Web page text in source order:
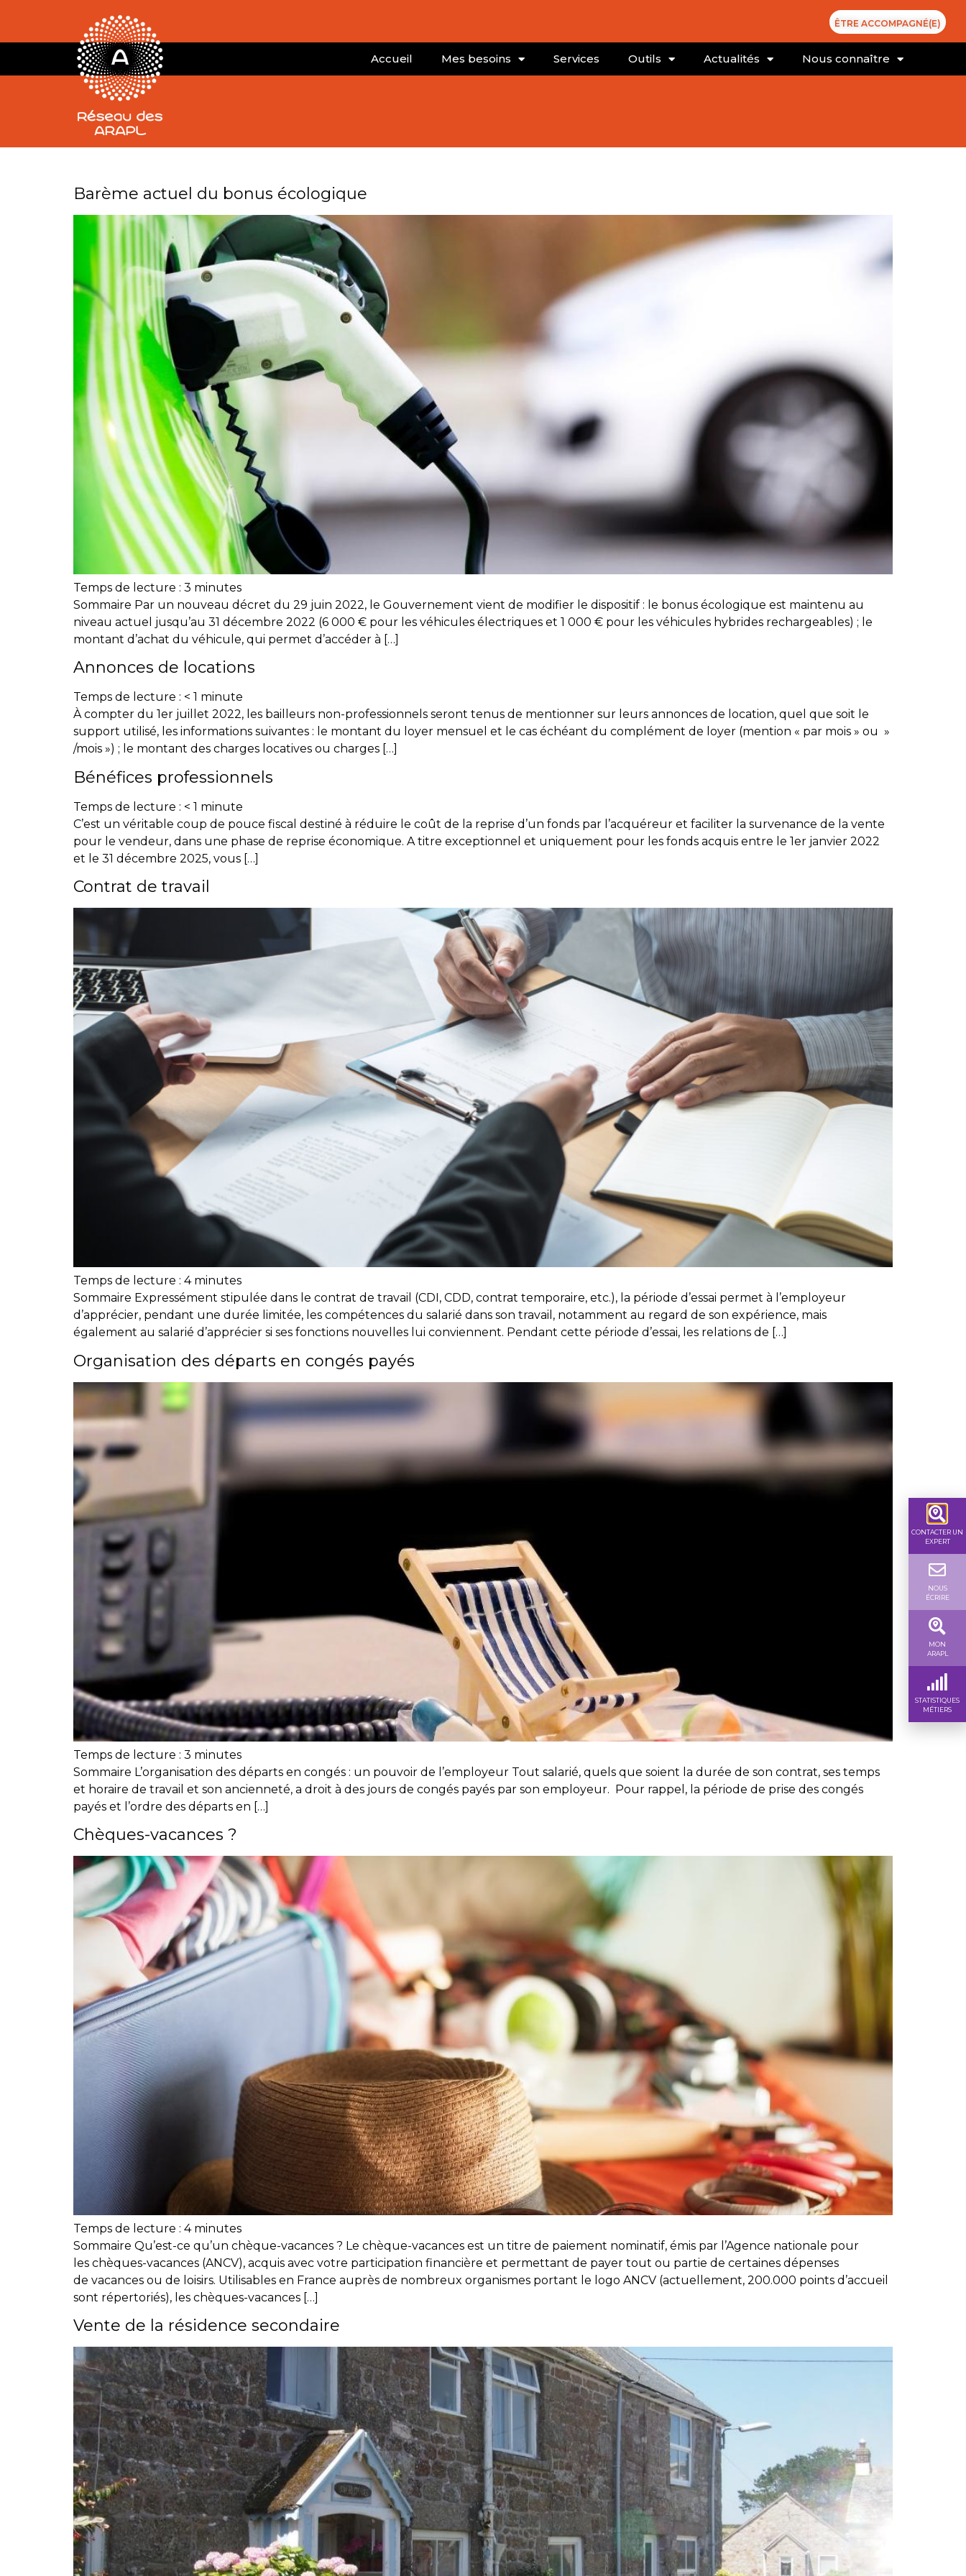
ÊTRE ACCOMPAGNÉ(E)
Accueil Mes besoins Services Outils Actualités Nous connaître
Barème actuel du bonus écologique
Temps de lecture : 3 minutes
Sommaire Par un nouveau décret du 29 juin 2022, le Gouvernement vient de modifier le dispositif : le bonus écologique est maintenu au
niveau actuel jusqu’au 31 décembre 2022 (6 000 € pour les véhicules électriques et 1 000 € pour les véhicules hybrides rechargeables) ; le
montant d’achat du véhicule, qui permet d’accéder à […]
Annonces de locations
Temps de lecture : < 1 minute
À compter du 1er juillet 2022, les bailleurs non-professionnels seront tenus de mentionner sur leurs annonces de location, quel que soit le
support utilisé, les informations suivantes : le montant du loyer mensuel et le cas échéant du complément de loyer (mention « par mois » ou »
/mois ») ; le montant des charges locatives ou charges […]
Bénéfices professionnels
Temps de lecture : < 1 minute
C’est un véritable coup de pouce fiscal destiné à réduire le coût de la reprise d’un fonds par l’acquéreur et faciliter la survenance de la vente
pour le vendeur, dans une phase de reprise économique. A titre exceptionnel et uniquement pour les fonds acquis entre le 1er janvier 2022
et le 31 décembre 2025, vous […]
Contrat de travail
Temps de lecture : 4 minutes
Sommaire Expressément stipulée dans le contrat de travail (CDI, CDD, contrat temporaire, etc.), la période d’essai permet à l’employeur
d’apprécier, pendant une durée limitée, les compétences du salarié dans son travail, notamment au regard de son expérience, mais
également au salarié d’apprécier si ses fonctions nouvelles lui conviennent. Pendant cette période d’essai, les relations de […]
Organisation des départs en congés payés
Temps de lecture : 3 minutes
Sommaire L’organisation des départs en congés : un pouvoir de l’employeur Tout salarié, quels que soient la durée de son contrat, ses temps
et horaire de travail et son ancienneté, a droit à des jours de congés payés par son employeur. Pour rappel, la période de prise des congés
payés et l’ordre des départs en […]
Chèques-vacances ?
Temps de lecture : 4 minutes
Sommaire Qu’est-ce qu’un chèque-vacances ? Le chèque-vacances est un titre de paiement nominatif, émis par l’Agence nationale pour
les chèques-vacances (ANCV), acquis avec votre participation financière et permettant de payer tout ou partie de certaines dépenses
de vacances ou de loisirs. Utilisables en France auprès de nombreux organismes portant le logo ANCV (actuellement, 200.000 points d’accueil
sont répertoriés), les chèques-vacances […]
Vente de la résidence secondaire
CONTACTER UN
EXPERT
NOUS
ÉCRIRE
MON
ARAPL
STATISTIQUES
MÉTIERS